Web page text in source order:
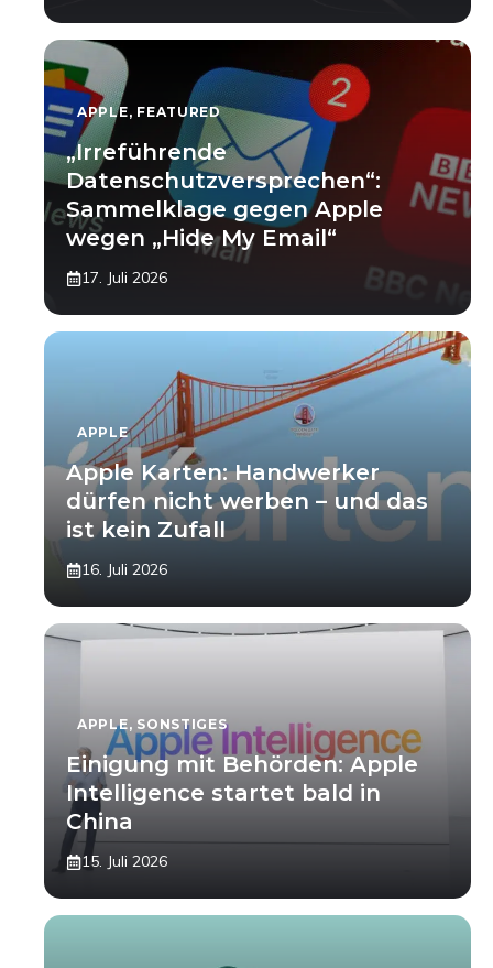
APPLE, FEATURED
„Irreführende
Datenschutzversprechen“:
Sammelklage gegen Apple
wegen „Hide My Email“
17. Juli 2026
APPLE
Apple Karten: Handwerker
dürfen nicht werben – und das
ist kein Zufall
16. Juli 2026
APPLE, SONSTIGES
Einigung mit Behörden: Apple
Intelligence startet bald in
China
15. Juli 2026